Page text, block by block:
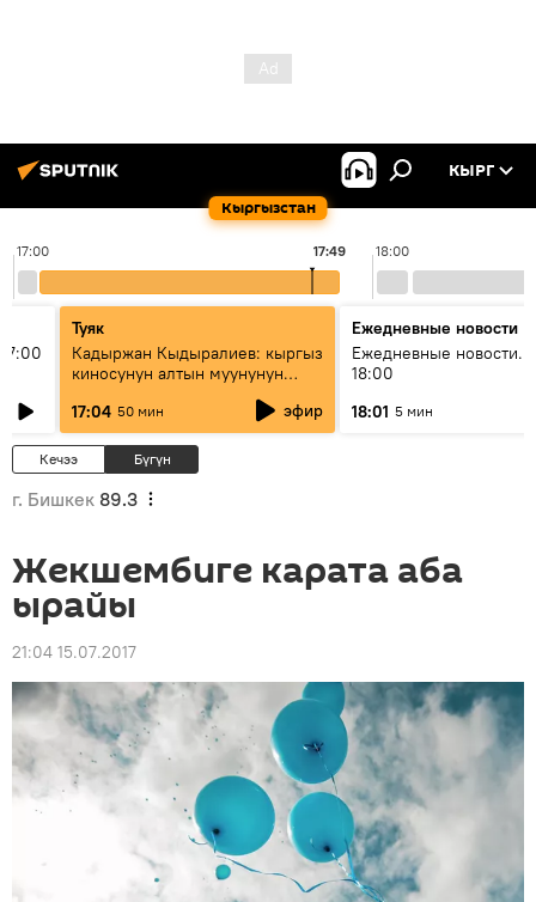
Кыргызстан
КЫРГ
17:00 18:00
17:49
Туяк
Кадыржан Кыдыралиев: кыргыз
киносунун алтын муунунун
17:04 50 мин эфир
Ежедневные новости
Ежедневные новости.
18:00
18:01 5 мин
Кечээ Бүгүн
г. Бишкек 89.3
Жекшембиге карата аба
ырайы
21:04 15.07.2017